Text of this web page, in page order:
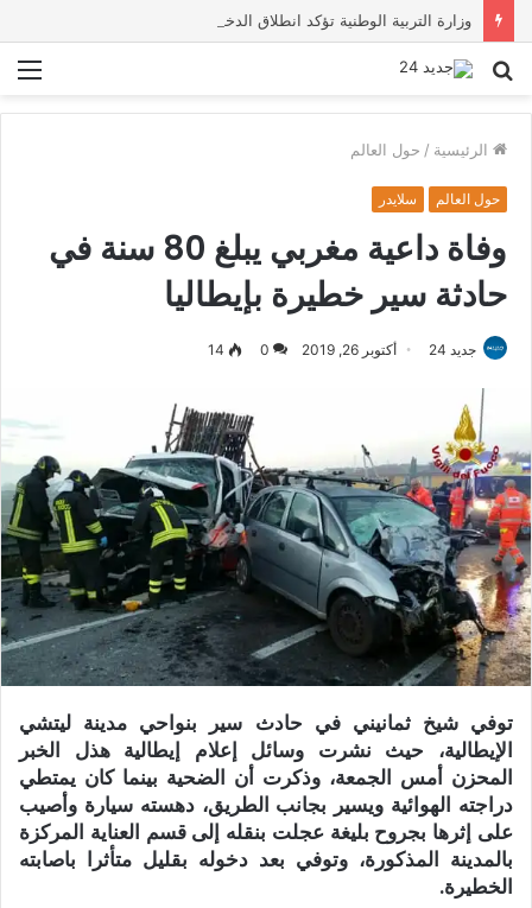
بحث
الرئيسية / حول العالم
حول العالم سلايدر
وفاة داعية مغربي يبلغ 80 سنة في
حادثة سير خطيرة بإيطاليا
جديد 24 أكتوبر 26, 2019 0
14
توفي شيخ ثمانيني في حادث سير بنواحي مدينة ليتشي
الإيطالية، حيث نشرت وسائل إعلام إيطالية هذل الخبر
المحزن أمس الجمعة، وذكرت أن الضحية بينما كان يمتطي
دراجته الهوائية ويسير بجانب الطريق، دهسته سيارة وأصيب
على إثرها بجروح بليغة عجلت بنقله إلى قسم العناية المركزة
بالمدينة المذكورة، وتوفي بعد دخوله بقليل متأثرا باصابته
الخطيرة.